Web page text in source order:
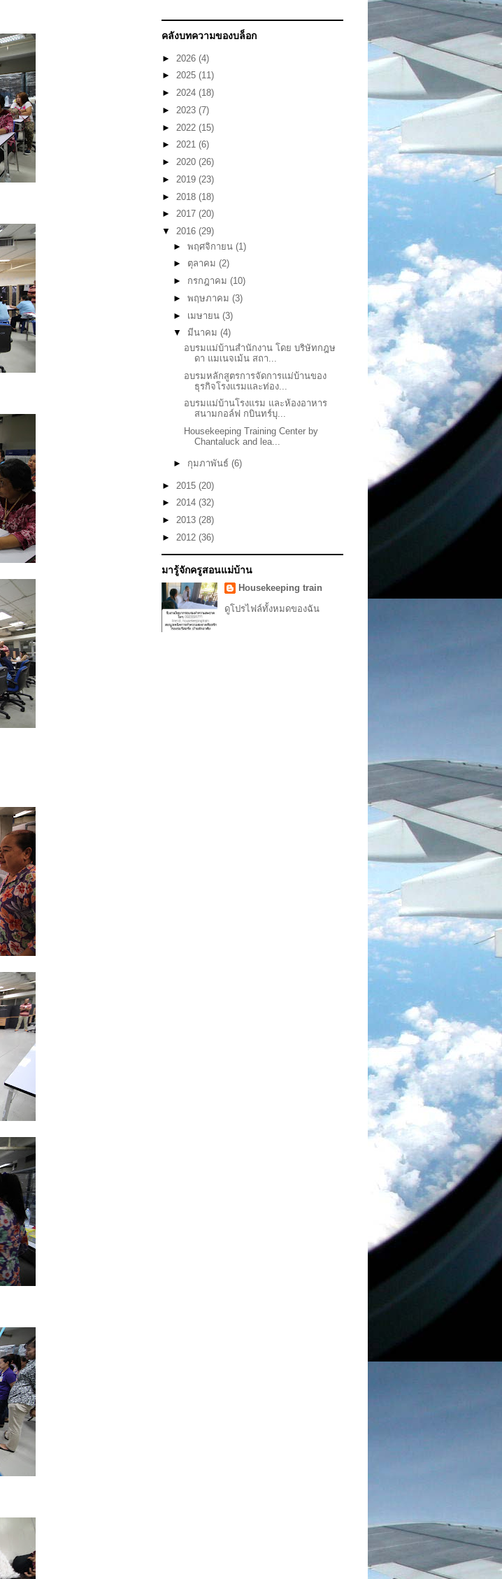
คลังบทความของบล็อก
► 2026 (4)
► 2025 (11)
► 2024 (18)
► 2023 (7)
► 2022 (15)
► 2021 (6)
► 2020 (26)
► 2019 (23)
► 2018 (18)
► 2017 (20)
▼ 2016 (29)
► พฤศจิกายน (1)
► ตุลาคม (2)
► กรกฎาคม (10)
► พฤษภาคม (3)
► เมษายน (3)
▼ มีนาคม (4)
อบรมแม่บ้านสำนักงาน โดย บริษัทกฎษ
ดา แมเนจเม้น สถา...
อบรมหลักสูตรการจัดการแม่บ้านของ
ธุรกิจโรงแรมและท่อง...
อบรมแม่บ้านโรงแรม และห้องอาหาร
สนามกอล์ฟ กบินทร์บุ...
Housekeeping Training Center by
Chantaluck and lea...
► กุมภาพันธ์ (6)
► 2015 (20)
► 2014 (32)
► 2013 (28)
► 2012 (36)
มารู้จักครูสอนแม่บ้าน
Housekeeping train
ดูโปรไฟล์ทั้งหมดของฉัน